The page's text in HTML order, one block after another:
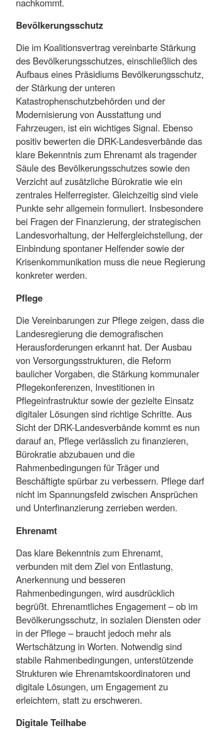
Bevölkerungsschutz
Die im Koalitionsvertrag vereinbarte Stärkung
des Bevölkerungsschutzes, einschließlich des
Aufbaus eines Präsidiums Bevölkerungsschutz,
der Stärkung der unteren
Katastrophenschutzbehörden und der
Modernisierung von Ausstattung und
Fahrzeugen, ist ein wichtiges Signal. Ebenso
positiv bewerten die DRK-Landesverbände das
klare Bekenntnis zum Ehrenamt als tragender
Säule des Bevölkerungsschutzes sowie den
Verzicht auf zusätzliche Bürokratie wie ein
zentrales Helferregister. Gleichzeitig sind viele
Punkte sehr allgemein formuliert. Insbesondere
bei Fragen der Finanzierung, der strategischen
Landesvorhaltung, der Helfergleichstellung, der
Einbindung spontaner Helfender sowie der
Krisenkommunikation muss die neue Regierung
konkreter werden.
Pflege
Die Vereinbarungen zur Pflege zeigen, dass die
Landesregierung die demografischen
Herausforderungen erkannt hat. Der Ausbau
von Versorgungsstrukturen, die Reform
baulicher Vorgaben, die Stärkung kommunaler
Pflegekonferenzen, Investitionen in
Pflegeinfrastruktur sowie der gezielte Einsatz
digitaler Lösungen sind richtige Schritte. Aus
Sicht der DRK-Landesverbände kommt es nun
darauf an, Pflege verlässlich zu finanzieren,
Bürokratie abzubauen und die
Rahmenbedingungen für Träger und
Beschäftigte spürbar zu verbessern. Pflege darf
nicht im Spannungsfeld zwischen Ansprüchen
und Unterfinanzierung zerrieben werden.
Ehrenamt
Das klare Bekenntnis zum Ehrenamt,
verbunden mit dem Ziel von Entlastung,
Anerkennung und besseren
Rahmenbedingungen, wird ausdrücklich
begrüßt. Ehrenamtliches Engagement – ob im
Bevölkerungsschutz, in sozialen Diensten oder
in der Pflege – braucht jedoch mehr als
Wertschätzung in Worten. Notwendig sind
stabile Rahmenbedingungen, unterstützende
Strukturen wie Ehrenamtskoordinatoren und
digitale Lösungen, um Engagement zu
erleichtern, statt zu erschweren.
Digitale Teilhabe